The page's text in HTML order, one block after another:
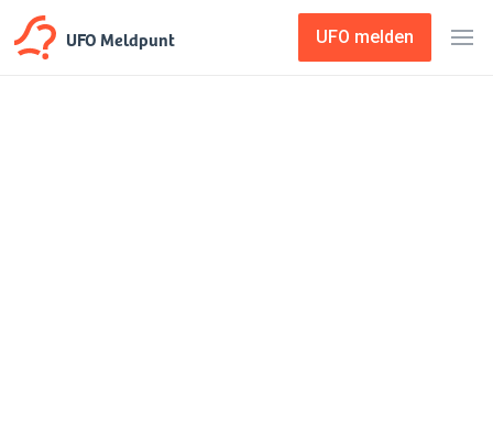
UFO Meldpunt UFO melden